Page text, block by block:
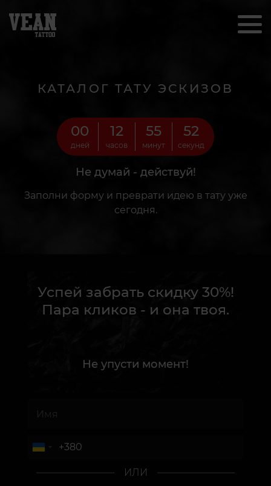
КАТАЛОГ ТАТУ ЭСКИЗОВ
00
дней
12
часов
55
минут
50
секунд
Не думай - действуй!
Заполни форму и преврати идею в тату уже
сегодня.
Успей забрать скидку 30%!
Пара кликов - и она твоя.
Не упусти момент!
ИЛИ